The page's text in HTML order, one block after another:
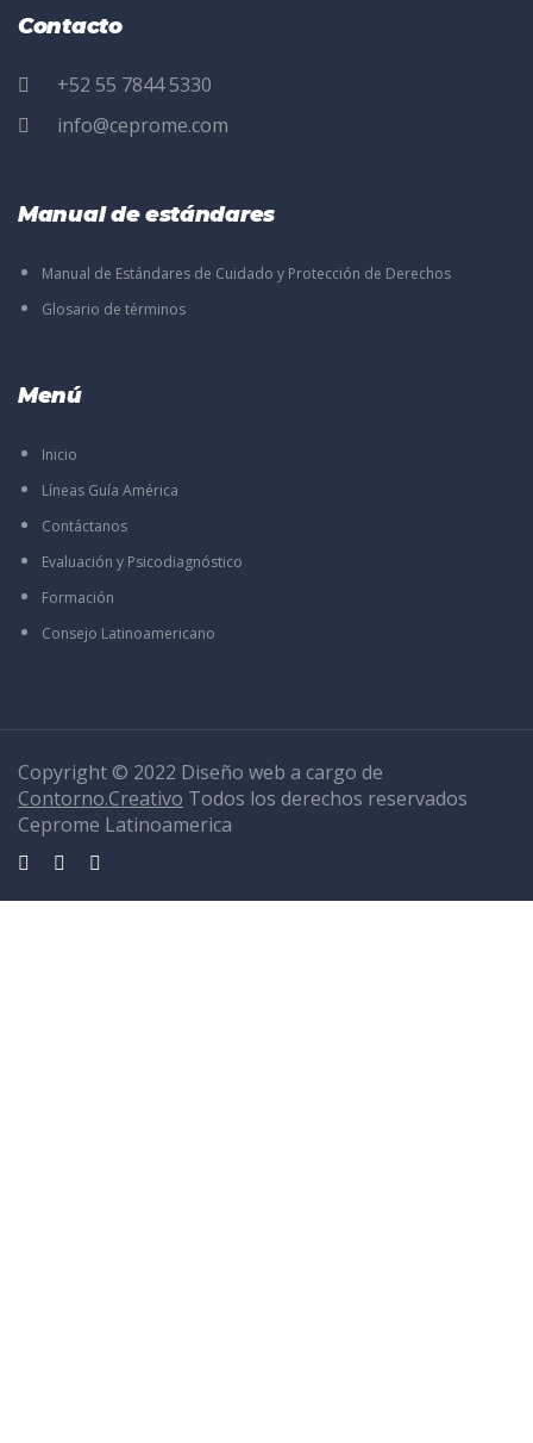
Contacto
+52 55 7844 5330
info@ceprome.com
Manual de estándares
Manual de Estándares de Cuidado y Protección de Derechos
Glosario de términos
Menú
Inicio
Líneas Guía América
Contáctanos
Evaluación y Psicodiagnóstico
Formación
Consejo Latinoamericano
Copyright © 2022 Diseño web a cargo de
Contorno.Creativo Todos los derechos reservados
Ceprome Latinoamerica